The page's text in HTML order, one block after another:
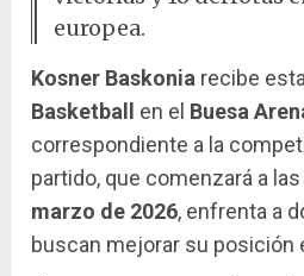
europea.
Kosner Baskonia recibe
Basketball
en el Buesa
correspondiente a la
partido, que comenzará a las
marzo de 2026, enfrenta a
buscan mejorar su posición